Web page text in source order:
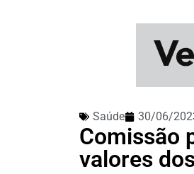
Saúde 30/06/
Comissão
valores